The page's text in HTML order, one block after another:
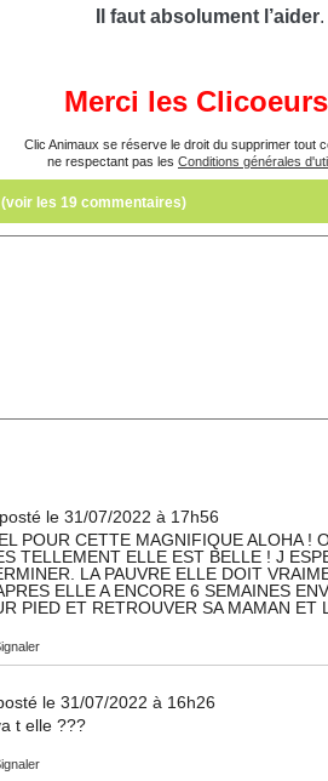
Il faut absolument l’aider.
Merci les
Clic Animaux se réserve le droit du supprimer tout
ne respectant pas les Conditions générales
(voir les 19 commentaires)
le 31/07/2022 à 17h56
POUR CETTE MAGNIFIQUE ALOHA !
TELLEMENT ELLE EST BELLE ! J
LA PAUVRE ELLE DOIT
ELLE A ENCORE 6 SEMAINES
PIED ET RETROUVER SA MAMAN ET
le 31/07/2022 à 16h26
t elle ???